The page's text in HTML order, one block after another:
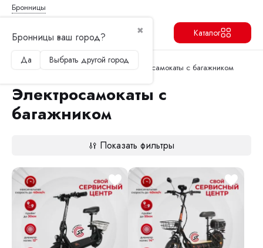
Бронницы
✖
Бронницы ваш город?
Да Выбрать другой город
Каталог
Главная Электросамокаты Электросамокаты с багажником
Электросамокаты с
багажником
Показать фильтры
Продолжить Перейти в корзину